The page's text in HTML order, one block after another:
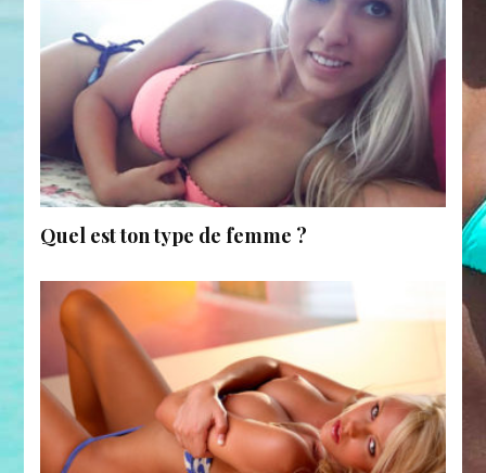
Quel est ton type de femme ?